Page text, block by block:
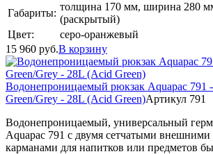
Габариты:
толщина 170 мм, ширина 280
(раскрытый)
Цвет:
серо-оранжевый
15 960 руб.В корзину
Водонепроницаемый рюкзак Aquapac 791
Green/Grey - 28L (Acid Green)Артикул 791
Водонепроницаемый, универсальный
Aquapac 791 с двумя сетчатыми
карманами для напитков или предметов